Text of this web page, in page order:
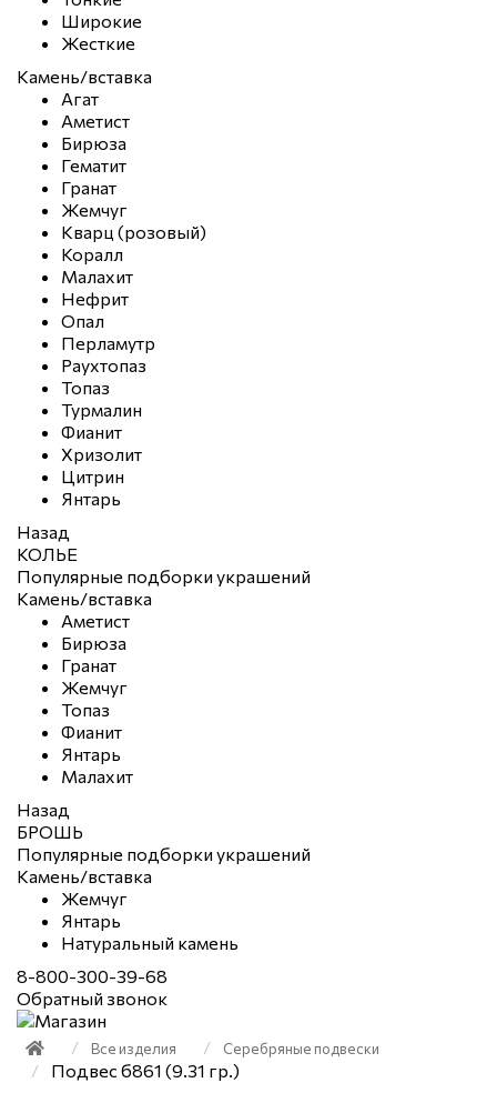
Широкие
Жесткие
Камень/вставка
Агат
Аметист
Бирюза
Гематит
Гранат
Жемчуг
Кварц (розовый)
Коралл
Малахит
Нефрит
Опал
Перламутр
Раухтопаз
Топаз
Турмалин
Фианит
Хризолит
Цитрин
Янтарь
Назад
КОЛЬЕ
Популярные подборки украшений
Камень/вставка
Аметист
Бирюза
Гранат
Жемчуг
Топаз
Фианит
Янтарь
Малахит
Назад
БРОШЬ
Популярные подборки украшений
Камень/вставка
Жемчуг
Янтарь
Натуральный камень
8-800-300-39-68
Обратный звонок
Все изделия Серебряные подвески
Подвес б861 (9.31 гр.)